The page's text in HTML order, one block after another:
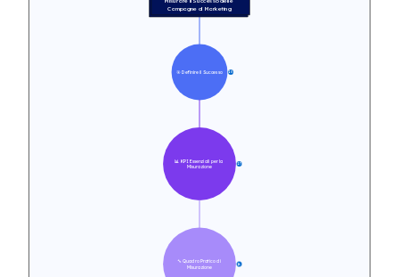
🎯 Definire il Successo 10
📊 KPI Essenziali per la
Misurazione
17
🔧 Quadro Pratico di
Misurazione
16
Campagne di Marketing